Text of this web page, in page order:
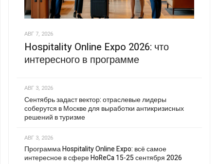
АВГ 7, 2026
Hospitality Online Expo 2026: что
интересного в программе
АВГ 3, 2026
Сентябрь задаст вектор: отраслевые лидеры
соберутся в Москве для выработки антикризисных
решений в туризме
АВГ 3, 2026
Программа Hospitality Online Expo: всё самое
интересное в сфере HoReCa 15-25 сентября 2026